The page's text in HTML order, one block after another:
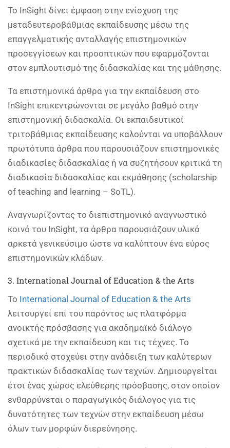
Το InSight δίνει έμφαση στην ενίσχυση της
μεταδευτεροβάθμιας εκπαίδευσης μέσω της
επαγγελματικής ανταλλαγής επιστημονικών
προσεγγίσεων και προοπτικών που εφαρμόζονται
στον εμπλουτισμό της διδασκαλίας και της μάθησης.
Τα επιστημονικά άρθρα για την εκπαίδευση στο
InSight επικεντρώνονται σε μεγάλο βαθμό στην
επιστημονική διδασκαλία. Οι εκπαιδευτικοί
τριτοβάθμιας εκπαίδευσης καλούνται να υποβάλλουν
πρωτότυπα άρθρα που παρουσιάζουν επιστημονικές
διαδικασίες διδασκαλίας ή να συζητήσουν κριτικά τη
διαδικασία διδασκαλίας και εκμάθησης (scholarship
of teaching and learning – SoTL).
Αναγνωρίζοντας το διεπιστημονικό αναγνωστικό
κοινό του InSight, τα άρθρα παρουσιάζουν υλικό
αρκετά γενικεύσιμο ώστε να καλύπτουν ένα εύρος
επιστημονικών κλάδων.
3. International Journal of Education & the Arts
Το International Journal of Education & the Arts
λειτουργεί επί του παρόντος ως πλατφόρμα
ανοικτής πρόσβασης για ακαδημαϊκό διάλογο
σχετικά με την εκπαίδευση και τις τέχνες. Το
περιοδικό στοχεύει στην ανάδειξη των καλύτερων
πρακτικών διδασκαλίας των τεχνών. Δημιουργείται
έτσι ένας χώρος ελεύθερης πρόσβασης, στον οποίον
ενθαρρύνεται ο παραγωγικός διάλογος για τις
δυνατότητες των τεχνών στην εκπαίδευση μέσω
όλων των μορφών διερεύνησης.